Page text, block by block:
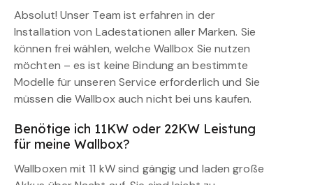
Absolut! Unser Team ist erfahren in der
Installation von Ladestationen aller Marken. Sie
können frei wählen, welche Wallbox Sie nutzen
möchten – es ist keine Bindung an bestimmte
Modelle für unseren Service erforderlich und Sie
müssen die Wallbox auch nicht bei uns kaufen.
Benötige ich 11KW oder 22KW Leistung
für meine Wallbox?
Wallboxen mit 11 kW sind gängig und laden große